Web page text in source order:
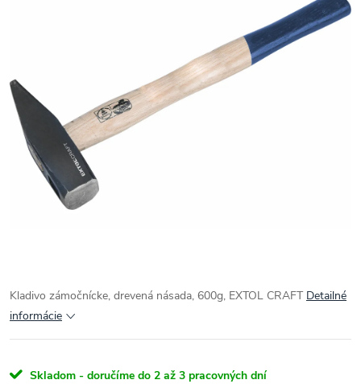
Kladivo zámočnícke, drevená násada, 600g, EXTOL CRAFT Detailné
informácie
Skladom - doručíme do 2 až 3 pracovných dní